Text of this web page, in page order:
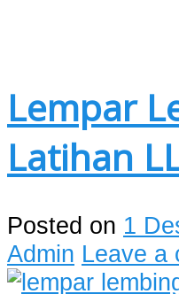
Lempar
Latihan
Posted on 1
Admin Leave a